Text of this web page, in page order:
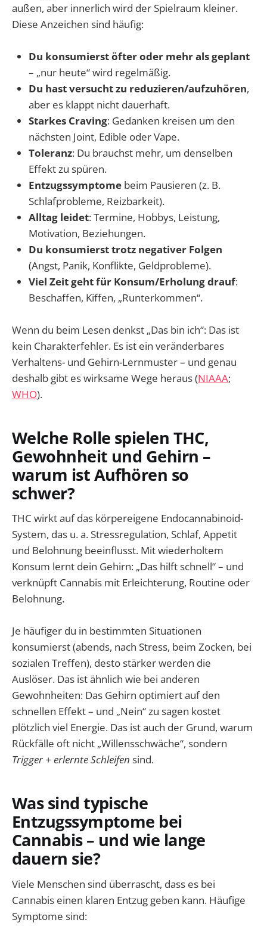
außen, aber innerlich wird der Spielraum kleiner.
Diese Anzeichen sind häufig:
Du konsumierst öfter oder mehr als geplant
– „nur heute“ wird regelmäßig.
Du hast versucht zu reduzieren/aufzuhören,
aber es klappt nicht dauerhaft.
Starkes Craving: Gedanken kreisen um den
nächsten Joint, Edible oder Vape.
Toleranz: Du brauchst mehr, um denselben
Effekt zu spüren.
Entzugssymptome beim Pausieren (z. B.
Schlafprobleme, Reizbarkeit).
Alltag leidet: Termine, Hobbys, Leistung,
Motivation, Beziehungen.
Du konsumierst trotz negativer Folgen
(Angst, Panik, Konflikte, Geldprobleme).
Viel Zeit geht für Konsum/Erholung drauf:
Beschaffen, Kiffen, „Runterkommen“.
Wenn du beim Lesen denkst „Das bin ich“: Das ist
kein Charakterfehler. Es ist ein veränderbares
Verhaltens- und Gehirn-Lernmuster – und genau
deshalb gibt es wirksame Wege heraus (NIAAA;
WHO).
Welche Rolle spielen THC,
Gewohnheit und Gehirn –
warum ist Aufhören so
schwer?
THC wirkt auf das körpereigene Endocannabinoid-
System, das u. a. Stressregulation, Schlaf, Appetit
und Belohnung beeinflusst. Mit wiederholtem
Konsum lernt dein Gehirn: „Das hilft schnell“ – und
verknüpft Cannabis mit Erleichterung, Routine oder
Belohnung.
Je häufiger du in bestimmten Situationen
konsumierst (abends, nach Stress, beim Zocken, bei
sozialen Treffen), desto stärker werden die
Auslöser. Das ist ähnlich wie bei anderen
Gewohnheiten: Das Gehirn optimiert auf den
schnellen Effekt – und „Nein“ zu sagen kostet
plötzlich viel Energie. Das ist auch der Grund, warum
Rückfälle oft nicht „Willensschwäche“, sondern
Trigger + erlernte Schleifen sind.
Was sind typische
Entzugssymptome bei
Cannabis – und wie lange
dauern sie?
Viele Menschen sind überrascht, dass es bei
Cannabis einen klaren Entzug geben kann. Häufige
Symptome sind: